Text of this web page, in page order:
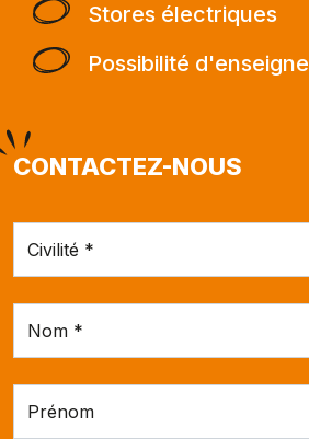
Stores électriques
Possibilité d'enseigne
CONTACTEZ-NOUS